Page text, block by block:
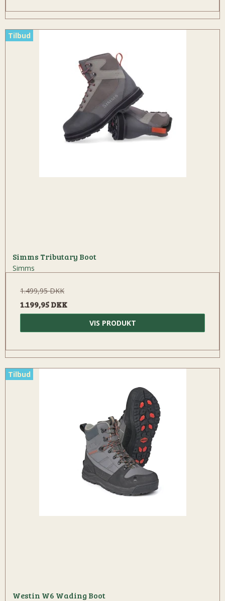
Tilbud
Simms Tributary Boot
Simms
1.499,95 DKK
1.199,95 DKK
VIS PRODUKT
Tilbud
Westin W6 Wading Boot